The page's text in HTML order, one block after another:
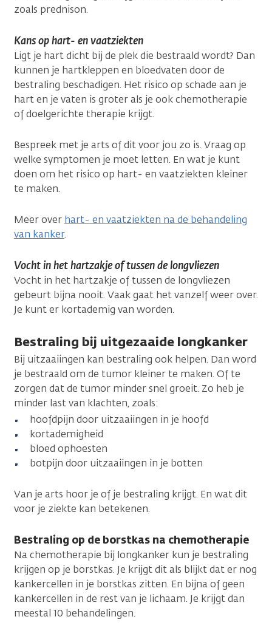
zoals prednison.
Kans op hart- en vaatziekten
Ligt je hart dicht bij de plek die bestraald wordt? Dan
kunnen je hartkleppen en bloedvaten door de
bestraling beschadigen. Het risico op schade aan je
hart en je vaten is groter als je ook chemotherapie
of doelgerichte therapie krijgt.
Bespreek met je arts of dit voor jou zo is. Vraag op
welke symptomen je moet letten. En wat je kunt
doen om het risico op hart- en vaatziekten kleiner
te maken.
Meer over hart- en vaatziekten na de behandeling
van kanker.
Vocht in het hartzakje of tussen de longvliezen
Vocht in het hartzakje of tussen de longvliezen
gebeurt bijna nooit. Vaak gaat het vanzelf weer over.
Je kunt er kortademig van worden.
Bestraling bij uitgezaaide longkanker
Bij uitzaaiingen kan bestraling ook helpen. Dan word
je bestraald om de tumor kleiner te maken. Of te
zorgen dat de tumor minder snel groeit. Zo heb je
minder last van klachten, zoals:
hoofdpijn door uitzaaiingen in je hoofd
kortademigheid
bloed ophoesten
botpijn door uitzaaiingen in je botten
Van je arts hoor je of je bestraling krijgt. En wat dit
voor je ziekte kan betekenen.
Bestraling op de borstkas na chemotherapie
Na chemotherapie bij longkanker kun je bestraling
krijgen op je borstkas. Je krijgt dit als blijkt dat er nog
kankercellen in je borstkas zitten. En bijna of geen
kankercellen in de rest van je lichaam. Je krijgt dan
meestal 10 behandelingen.